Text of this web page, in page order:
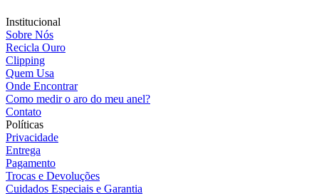
Institucional
Sobre Nós
Recicla Ouro
Clipping
Quem Usa
Onde Encontrar
Como medir o aro do meu anel?
Contato
Políticas
Privacidade
Entrega
Pagamento
Trocas e Devoluções
Cuidados Especiais e Garantia